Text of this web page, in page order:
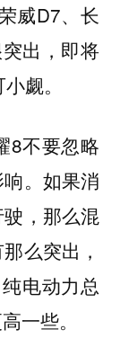
威D7、长
出，即将
觑。
8不要忽略
。如果消
，那么混
么突出，
电动力总
一些。